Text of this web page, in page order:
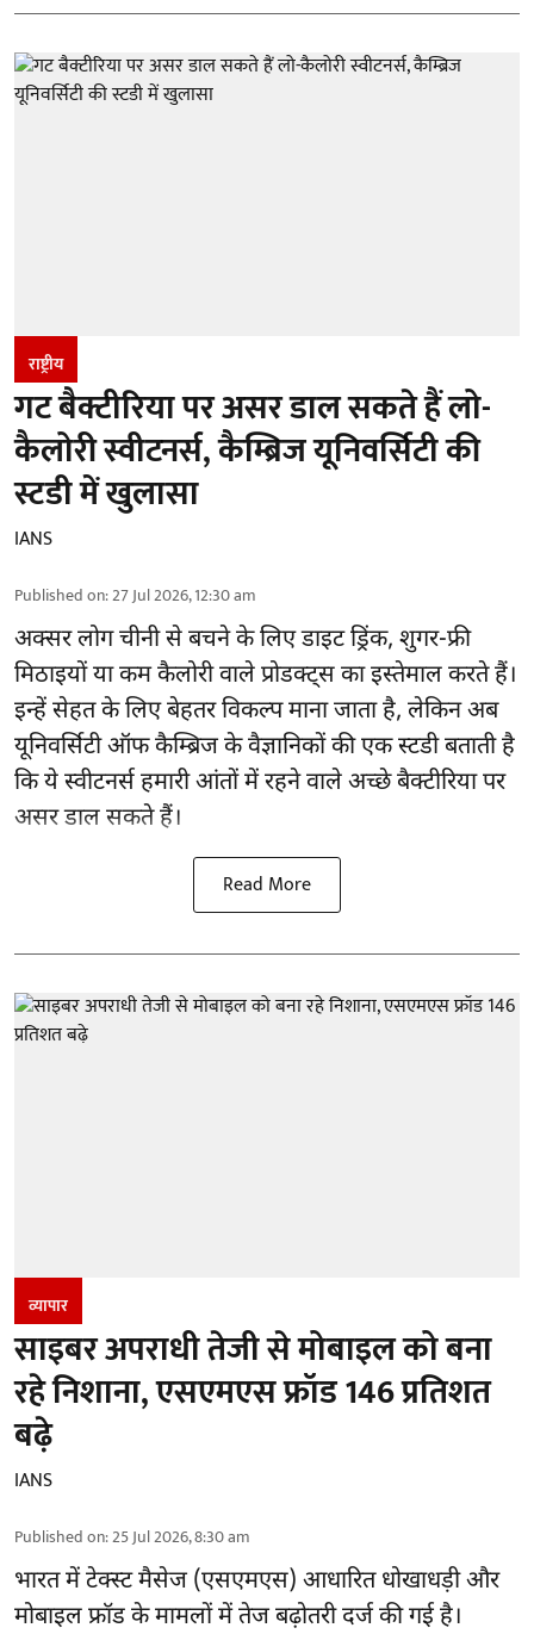
राष्ट्रीय
गट बैक्टीरिया पर असर डाल सकते हैं लो-
कैलोरी स्वीटनर्स, कैम्ब्रिज यूनिवर्सिटी की
स्टडी में खुलासा
IANS
Published on:27 Jul 2026, 12:30 am
अक्सर लोग चीनी से बचने के लिए डाइट ड्रिंक, शुगर-फ्री
मिठाइयों या कम कैलोरी वाले प्रोडक्ट्स का इस्तेमाल करते हैं।
इन्हें सेहत के लिए बेहतर विकल्प माना जाता है, लेकिन अब
यूनिवर्सिटी ऑफ कैम्ब्रिज के वैज्ञानिकों की एक स्टडी बताती है
कि ये स्वीटनर्स हमारी आंतों में रहने वाले अच्छे बैक्टीरिया पर
असर डाल सकते हैं।
Read More
व्यापार
साइबर अपराधी तेजी से मोबाइल को बना
रहे निशाना, एसएमएस फ्रॉड 146 प्रतिशत
बढ़े
IANS
Published on:25 Jul 2026, 8:30 am
भारत में टेक्स्ट मैसेज (एसएमएस) आधारित धोखाधड़ी और
मोबाइल फ्रॉड के मामलों में तेज बढ़ोतरी दर्ज की गई है।